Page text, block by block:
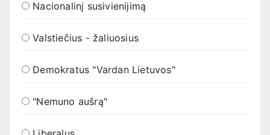
Nacionalinį susivienijimą
Valstiečius - žaliuosius
Demokratus "Vardan Lietuvos"
"Nemuno aušrą"